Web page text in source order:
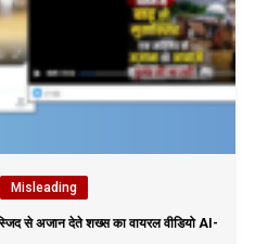
Misleading
से अजान देते शख्स का वायरल वीडियो AI-